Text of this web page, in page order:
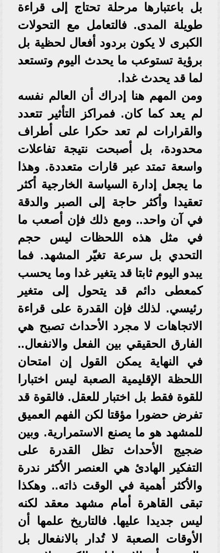
بل باعتبارها مرحلة تحتاج إلى قراءة
طويلة المدى. فالتعامل مع التحولات
الكبرى لا يكون بردود أفعال لحظية بل
برؤية تستوعب ما يحدث اليوم وتستعد
لما قد يحدث غدا.
ومن المهم هنا إدراك أن العالم نفسه
لم يعد كما كان. فمراكز التأثير تتعدد
والقرارات لم تعد حكرا على أطراف
محدودة، بل أصبحت نتيجة تفاعلات
واسعة تمتد عبر قارات متعددة. وهذا
ما يجعل إدارة السياسة الخارجية أكثر
تعقيدا وأكثر حاجة إلى الصبر والدقة
في آن واحد.. ومع ذلك فإن أصعب ما
في مثل هذه اللحظات ليس حجم
التحدي بل سرعة تغيّر المشهد. فما
يبدو اليوم ثابتا قد يتغير غدا وما يحسب
كمعطى دائم قد يتحول إلى متغير
رئيسي. لذلك فإن القدرة على قراءة
الاتجاهات لا مجرد الأحداث تصبح هي
الفارق الحقيقي بين الفعل والانفعال..
في النهاية يمكن القول إن امتحان
اللحظة الإقليمية الصعبة ليس اختبارا
للقوة فقط بل اختبار للعقل. فالقوة قد
تفرض حضورا مؤقتا لكن الفهم العميق
للمشهد هو ما يصنع الاستمرارية. وبين
ضجيج الأحداث تظل القدرة على
التفكير الهادئ هي العنصر الأكثر ندرة
والأكثر أهمية في الوقت ذاته.. وهكذا
تبقى القاهرة أمام مشهد معقد لكنه
ليس جديدا عليها. فالتاريخ علمها أن
الأوقات الصعبة لا تُدار بالانفعال بل